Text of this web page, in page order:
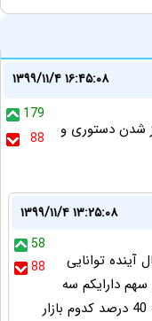
۱۳۹۹/۱۱/۴ ۱۶:۴۵:۰۸
179
88
شدن دستوری و
۱۳۹۹/۱۱/۴ ۱۳:۲۵:۰۸
58
88
آینده توانایی
سهم دارایکم سه
روزه سی درصد رشد کرده با فردا میشه 40 درصد کدوم بازار